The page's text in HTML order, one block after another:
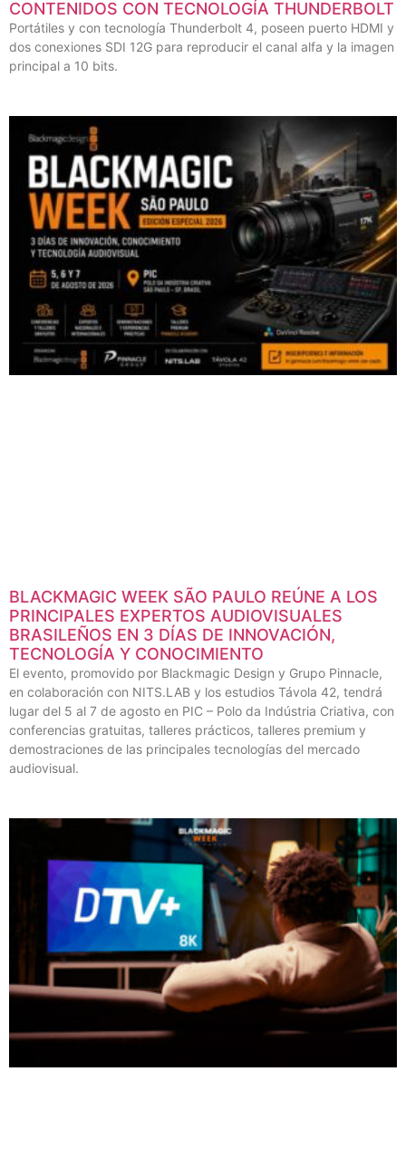
CONTENIDOS CON TECNOLOGÍA THUNDERBOLT
Portátiles y con tecnología Thunderbolt 4, poseen puerto HDMI y
dos conexiones SDI 12G para reproducir el canal alfa y la imagen
principal a 10 bits.
BLACKMAGIC WEEK SÃO PAULO REÚNE A LOS
PRINCIPALES EXPERTOS AUDIOVISUALES
BRASILEÑOS EN 3 DÍAS DE INNOVACIÓN,
TECNOLOGÍA Y CONOCIMIENTO
El evento, promovido por Blackmagic Design y Grupo Pinnacle,
en colaboración con NITS.LAB y los estudios Távola 42, tendrá
lugar del 5 al 7 de agosto en PIC – Polo da Indústria Criativa, con
conferencias gratuitas, talleres prácticos, talleres premium y
demostraciones de las principales tecnologías del mercado
audiovisual.